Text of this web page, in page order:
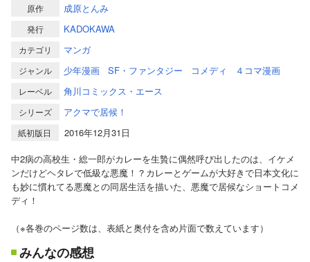
原作 成原とんみ
発行 KADOKAWA
カテゴリ マンガ
ジャンル 少年漫画 SF・ファンタジー コメディ ４コマ漫画
レーベル 角川コミックス・エース
シリーズ アクマで居候！
紙初版日
2016年12月31日
中2病の高校生・総一郎がカレーを生贄に偶然呼び出したのは、イケメ
ンだけどヘタレで低級な悪魔！？カレーとゲームが大好きで日本文化に
も妙に慣れてる悪魔との同居生活を描いた、悪魔で居候なショートコメ
ディ！
（※各巻のページ数は、表紙と奥付を含め片面で数えています）
みんなの感想